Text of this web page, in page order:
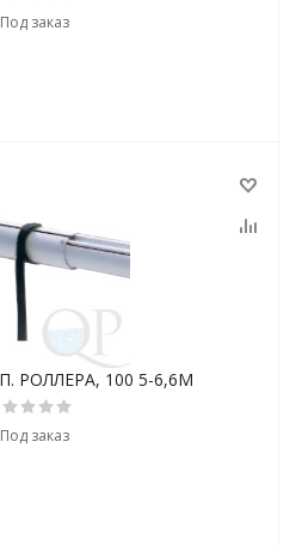
Под заказ
ТРУБА ТЕЛЕСКОП. РОЛЛЕРА, 100 5-6,6M
Под заказ